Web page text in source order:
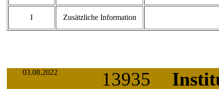
I Zusätzliche Information
03.08.2022 13935